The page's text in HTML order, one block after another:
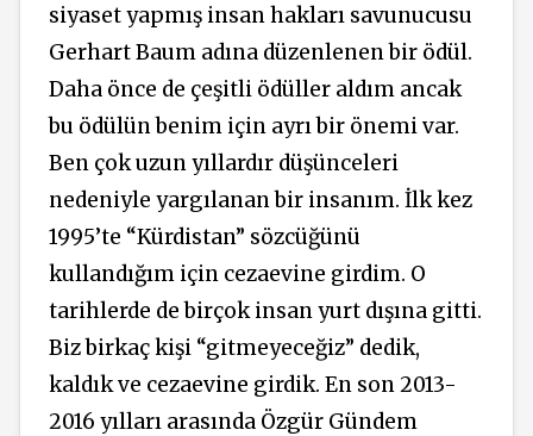
siyaset yapmış insan hakları savunucusu
Gerhart Baum adına düzenlenen bir ödül.
Daha önce de çeşitli ödüller aldım ancak
bu ödülün benim için ayrı bir önemi var.
Ben çok uzun yıllardır düşünceleri
nedeniyle yargılanan bir insanım. İlk kez
1995’te “Kürdistan” sözcüğünü
kullandığım için cezaevine girdim. O
tarihlerde de birçok insan yurt dışına gitti.
Biz birkaç kişi “gitmeyeceğiz” dedik,
kaldık ve cezaevine girdik. En son 2013-
2016 yılları arasında Özgür Gündem